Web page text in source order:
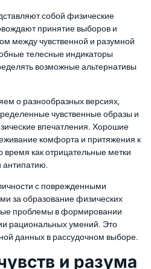
собой физические
принятие выборов и
между чувственной и разумной
телесные индикаторы
возможные альтернативы
о разнообразных версиях,
чувственные образы и
впечатления. Хорошие
комфорта и притяжения к
как отрицательные метки
антипатию.
с поврежденными
за образование физических
проблемы в формировании
рациональных умений. Это
данных в рассудочном выборе.
и разума